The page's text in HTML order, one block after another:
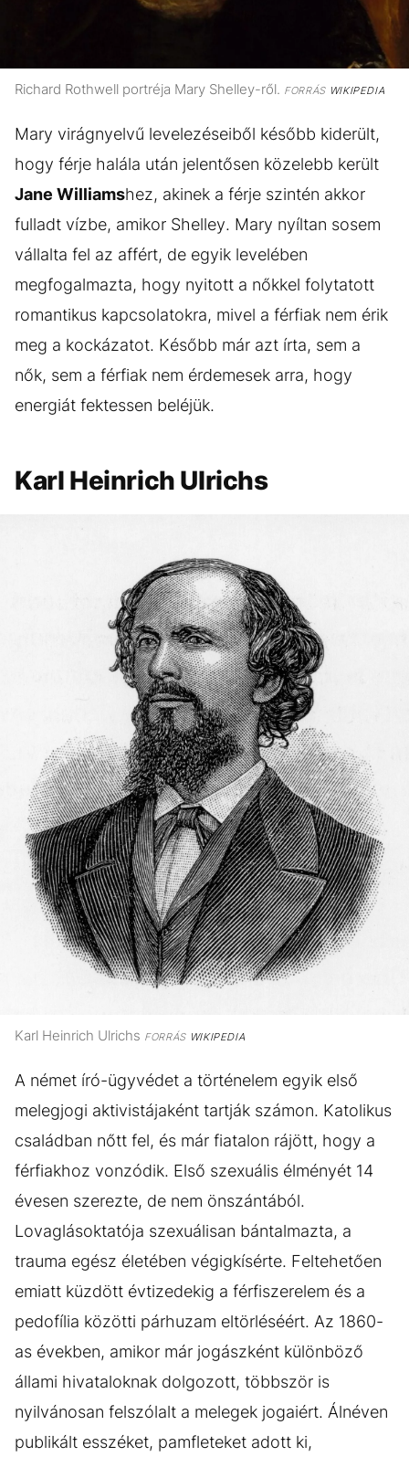
Richard Rothwell portréja Mary Shelley-ről. FORRÁSWIKIPEDIA
Mary virágnyelvű levelezéseiből később kiderült,
hogy férje halála után jelentősen közelebb került
Jane Williamshez, akinek a férje szintén akkor
fulladt vízbe, amikor Shelley. Mary nyíltan sosem
vállalta fel az affért, de egyik levelében
megfogalmazta, hogy nyitott a nőkkel folytatott
romantikus kapcsolatokra, mivel a férfiak nem érik
meg a kockázatot. Később már azt írta, sem a
nők, sem a férfiak nem érdemesek arra, hogy
energiát fektessen beléjük.
Karl Heinrich Ulrichs
Karl Heinrich Ulrichs FORRÁSWIKIPEDIA
A német író-ügyvédet a történelem egyik első
melegjogi aktivistájaként tartják számon. Katolikus
családban nőtt fel, és már fiatalon rájött, hogy a
férfiakhoz vonzódik. Első szexuális élményét 14
évesen szerezte, de nem önszántából.
Lovaglásoktatója szexuálisan bántalmazta, a
trauma egész életében végigkísérte. Feltehetően
emiatt küzdött évtizedekig a férfiszerelem és a
pedofília közötti párhuzam eltörléséért. Az 1860-
as években, amikor már jogászként különböző
állami hivataloknak dolgozott, többször is
nyilvánosan felszólalt a melegek jogaiért. Álnéven
publikált esszéket, pamfleteket adott ki,